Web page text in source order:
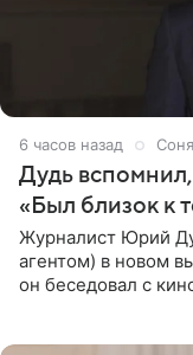
6 часов назад
Дудь вспомнил,
«Был близок к
Журналист Юрий
агентом) в новом
он беседовал с